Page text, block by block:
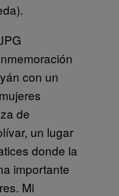
con un
de
un lugar
donde la
importante
Mi